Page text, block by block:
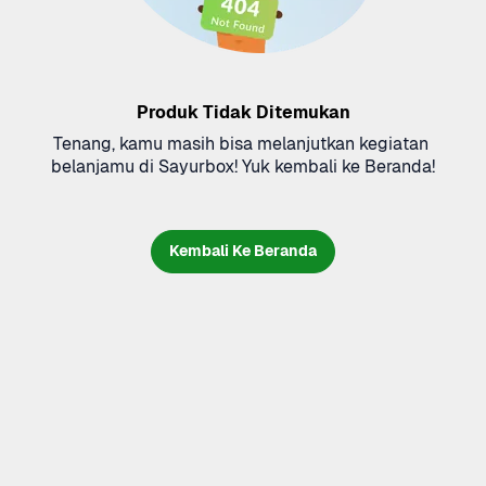
Produk Tidak Ditemukan
Tenang, kamu masih bisa melanjutkan kegiatan
belanjamu di Sayurbox! Yuk kembali ke Beranda!
Kembali Ke Beranda